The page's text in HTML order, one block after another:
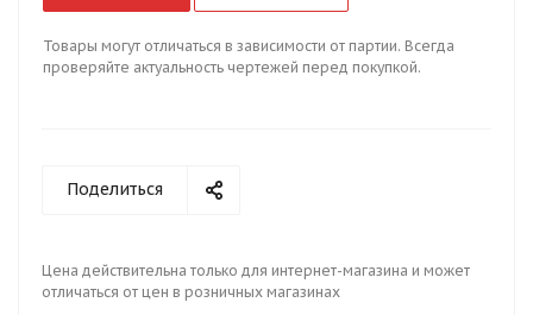
Товары могут отличаться в зависимости от партии. Всегда
проверяйте актуальность чертежей перед покупкой.
Поделиться
Цена действительна только для интернет-магазина и может
отличаться от цен в розничных магазинах